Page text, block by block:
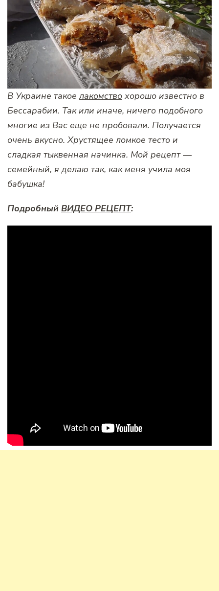
В Украине такое лакомство хорошо известно в
Бессарабии. Так или иначе, ничего подобного
многие из Вас еще не пробовали. Получается
очень вкусно. Хрустящее ломкое тесто и
сладкая тыквенная начинка. Мой рецепт —
семейный, я делаю так, как меня учила моя
бабушка!
Подробный ВИДЕО РЕЦЕПТ: